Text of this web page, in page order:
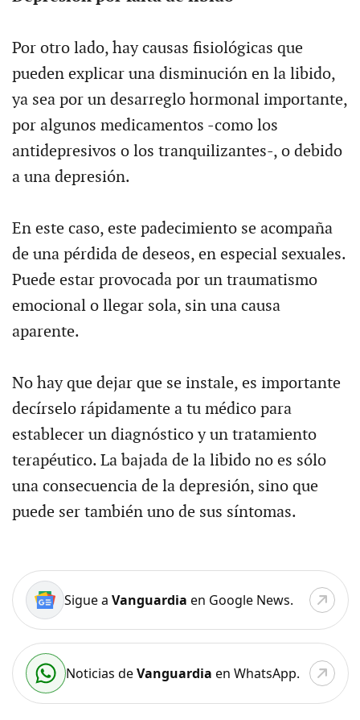
Por otro lado, hay causas fisiológicas que
pueden explicar una disminución en la libido,
ya sea por un desarreglo hormonal importante,
por algunos medicamentos -como los
antidepresivos o los tranquilizantes-, o debido
a una depresión.
En este caso, este padecimiento se acompaña
de una pérdida de deseos, en especial sexuales.
Puede estar provocada por un traumatismo
emocional o llegar sola, sin una causa
aparente.
No hay que dejar que se instale, es importante
decírselo rápidamente a tu médico para
establecer un diagnóstico y un tratamiento
terapéutico. La bajada de la libido no es sólo
una consecuencia de la depresión, sino que
puede ser también uno de sus síntomas.
Sigue a Vanguardia en Google News.
Noticias deVanguardia en WhatsApp.